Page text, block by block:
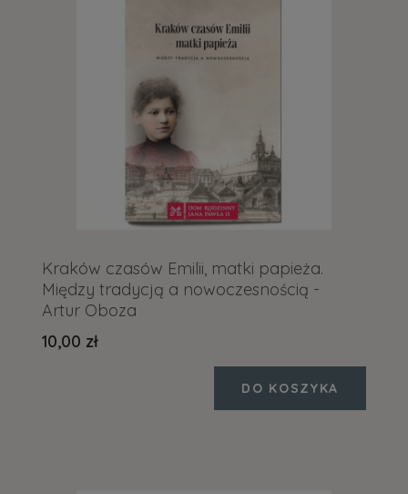
Kraków czasów Emilii, matki papieża.
Między tradycją a nowoczesnością -
Artur Oboza
10,00 zł
DO KOSZYKA